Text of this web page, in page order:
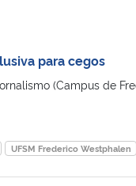
para cegos
(Campus de
UFSM Frederico Westphalen